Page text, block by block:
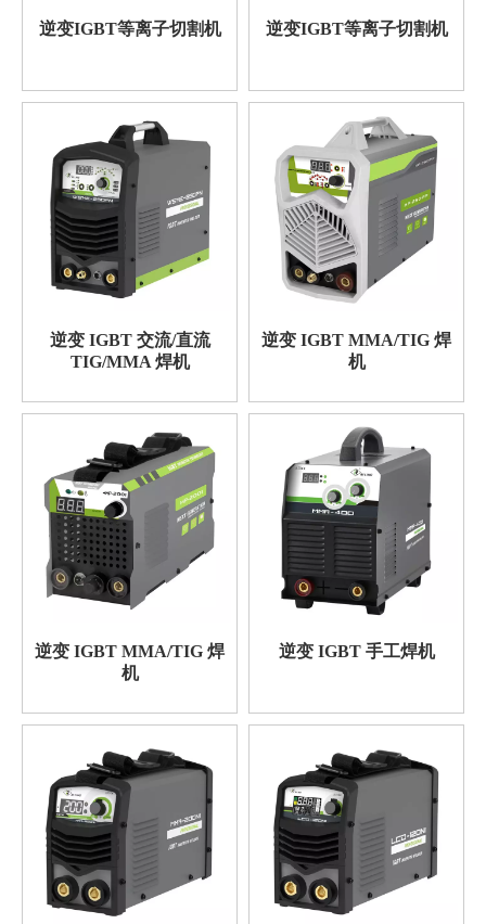
逆变IGBT等离子切割机 逆变IGBT等离子切割机
逆变 IGBT 交流/直流
TIG/MMA 焊机
逆变 IGBT MMA/TIG 焊
机
逆变 IGBT MMA/TIG 焊
机
逆变 IGBT 手工焊机